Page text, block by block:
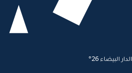
الدار البيضاء 26°